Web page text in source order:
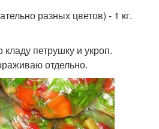
разных цветов) - 1 кг.
петрушку и укроп.
отдельно.